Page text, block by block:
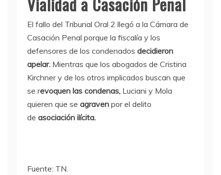
El fallo del Tribunal Oral 2 llegó a la Cámara de
Casación Penal porque la fiscalía y los
defensores de los condenados decidieron
apelar. Mientras que los abogados de Cristina
Kirchner y de los otros implicados buscan que
se revoquen las condenas, Luciani y Mola
quieren que se agraven por el delito
de asociación ilícita.
Fuente: TN.